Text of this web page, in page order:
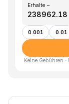
Erhalte ~
0.001 0.01
Keine Gebühren